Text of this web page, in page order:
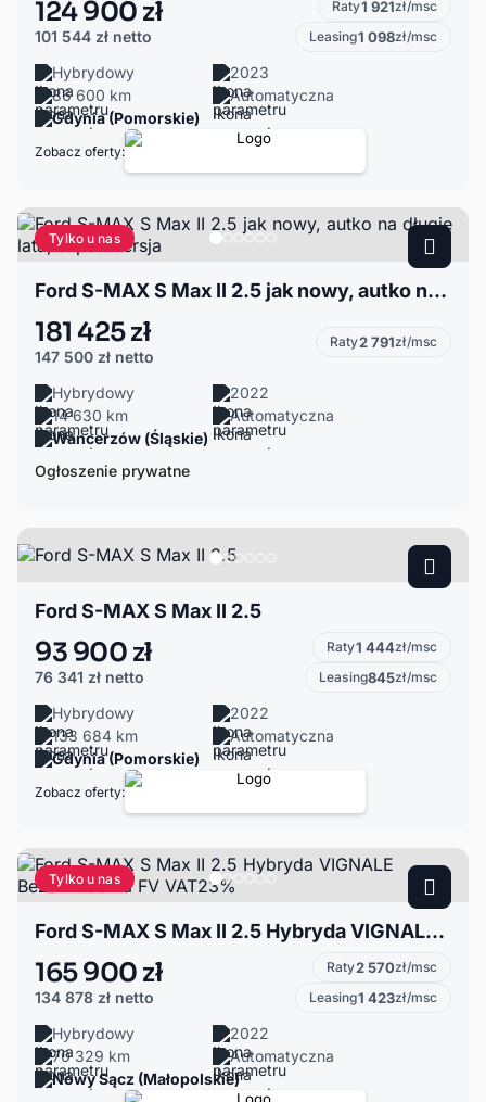
124 900 zł
101 544 zł netto
Raty1 921zł/msc
Leasing1 098zł/msc
Hybrydowy
2023
86 600 km
Automatyczna
Gdynia (Pomorskie)
Zobacz oferty:
Tylko u nas
Ford S-MAX S Max II 2.5 jak nowy, autko na długie lata, super wersja
181 425 zł
147 500 zł netto
Raty2 791zł/msc
Hybrydowy
2022
14 630 km
Automatyczna
Wancerzów (Śląskie)
Ogłoszenie prywatne
Ford S-MAX S Max II 2.5
93 900 zł
76 341 zł netto
Raty1 444zł/msc
Leasing845zł/msc
Hybrydowy
2022
133 684 km
Automatyczna
Gdynia (Pomorskie)
Zobacz oferty:
Tylko u nas
Ford S-MAX S Max II 2.5 Hybryda VIGNALE Bezszkodowa FV VAT23%
165 900 zł
134 878 zł netto
Raty2 570zł/msc
Leasing1 423zł/msc
Hybrydowy
2022
70 329 km
Automatyczna
Nowy Sącz (Małopolskie)